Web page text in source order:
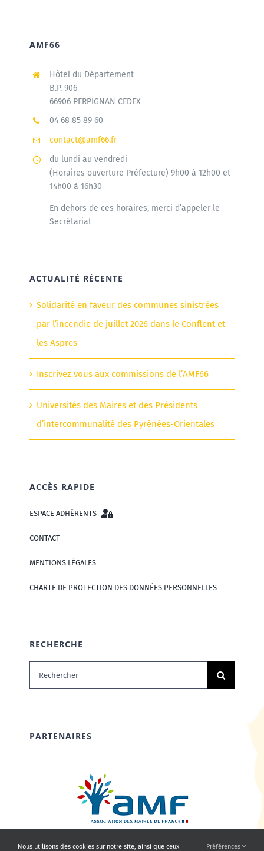
AMF66
Hôtel du Département
B.P. 906
66906 PERPIGNAN CEDEX
04 68 85 89 60
contact@amf66.fr
du lundi au vendredi
(Horaires ouverture Préfecture) 9h00 à 12h00 et
14h00 à 16h30
En dehors de ces horaires, merci d’appeler le
Secrétariat
ACTUALITÉ RÉCENTE
Solidarité en faveur des communes sinistrées
par l’incendie de juillet 2026 dans le Conflent et
les Aspres
Inscrivez vous aux commissions de l’AMF66
Universités des Maires et des Présidents
d’intercommunalité des Pyrénées-Orientales
ACCÈS RAPIDE
ESPACE ADHÉRENTS
CONTACT
MENTIONS LÉGALES
CHARTE DE PROTECTION DES DONNÉES PERSONNELLES
RECHERCHE
Rechercher:
PARTENAIRES
Nous utilisons des cookies sur notre site, ainsi que ceux Préférences